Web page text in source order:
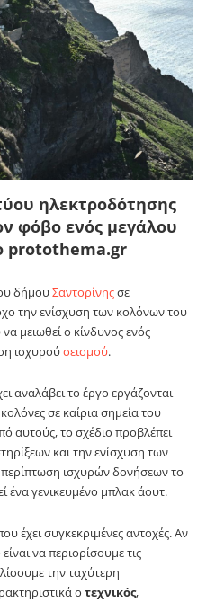
ηλεκτροδότησης
φόβο ενός μεγάλου
protothema.gr
δήμουΣαντορίνηςσε
την ενίσχυση των κολόνων του
μειωθεί ο κίνδυνος ενός
ισχυρούσεισμού.
αναλάβει το έργο εργάζονται
σε καίρια σημεία του
αυτούς, το σχέδιο προβλέπει
και την ενίσχυση των
ισχυρών δονήσεων το
ένα γενικευμένο μπλακ άουτ.
έχει συγκεκριμένες αντοχές. Αν
να περιορίσουμε τις
την ταχύτερη
ο τεχνικός,